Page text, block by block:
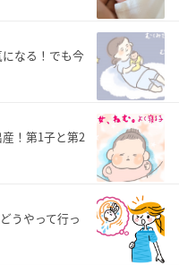
なる！でも今
！第1子と第2
うやって行っ